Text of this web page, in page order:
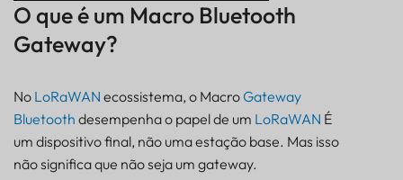
O que é um Macro Bluetooth
Gateway?
No LoRaWAN ecossistema, o MacroGateway
Bluetooth desempenha o papel de um LoRaWAN É
um dispositivo final, não uma estação base. Mas isso
não significa que não seja um gateway.